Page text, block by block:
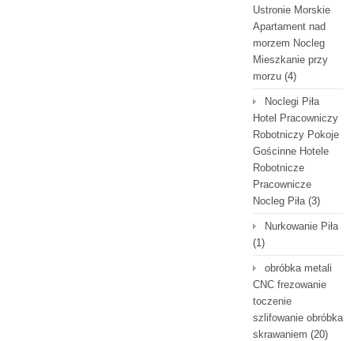
Ustronie Morskie
Apartament nad
morzem Nocleg
Mieszkanie przy
morzu (4)
Noclegi Piła
Hotel Pracowniczy
Robotniczy Pokoje
Gościnne Hotele
Robotnicze
Pracownicze
Nocleg Piła(3)
Nurkowanie Piła
(1)
obróbka metali
CNC frezowanie
toczenie
szlifowanie obróbka
skrawaniem (20)